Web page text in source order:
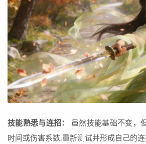
技能熟悉与连招：
虽然技能基础不变，
时间或伤害系数,重新测试并形成自己的连